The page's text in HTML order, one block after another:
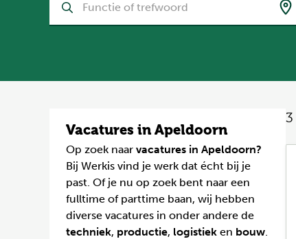
Vacatures in Apeldoorn
Op zoek naar vacatures in Apeldoorn?
Bij Werkis vind je werk dat écht bij je
past. Of je nu op zoek bent naar een
fulltime of parttime baan, wij hebben
diverse vacatures in onder andere de
techniek, productie, logistiek en bouw
3